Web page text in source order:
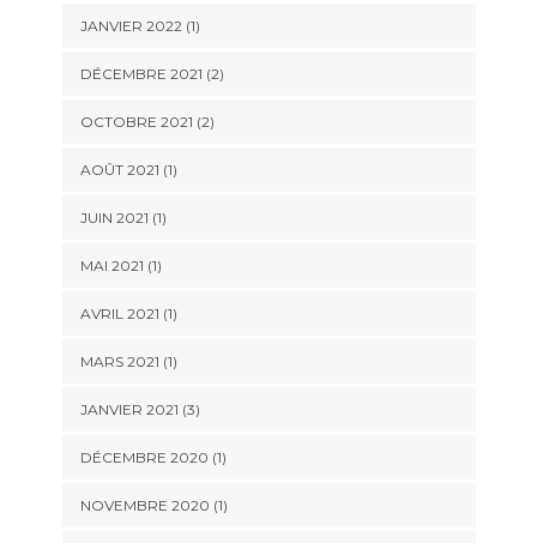
JANVIER 2022(1)
DÉCEMBRE 2021 (2)
OCTOBRE 2021 (2)
AOÛT 2021 (1)
JUIN 2021 (1)
MAI 2021 (1)
AVRIL 2021 (1)
MARS 2021 (1)
JANVIER 2021 (3)
DÉCEMBRE 2020 (1)
NOVEMBRE 2020 (1)